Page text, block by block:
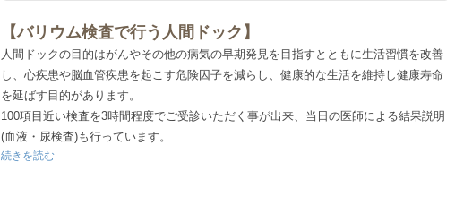
【バリウム検査で行う人間ドック】
人間ドックの目的はがんやその他の病気の早期発見を目指すとともに生活習慣を改善
し、心疾患や脳血管疾患を起こす危険因子を減らし、健康的な生活を維持し健康寿命
を延ばす目的があります。
100項目近い検査を3時間程度でご受診いただく事が出来、当日の医師による結果説明
(血液・尿検査)も行っています。
レントゲン写真などといった画像読影は専門医が行っております。
続きを読む